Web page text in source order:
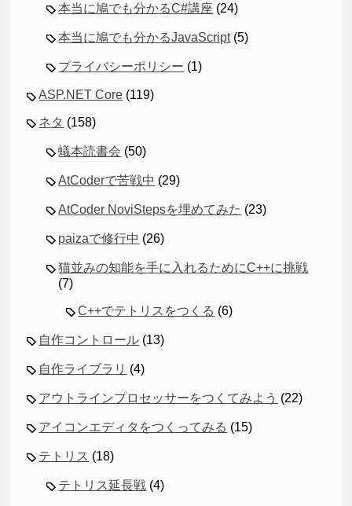
本当に鳩でも分かるC#講座 (24)
本当に鳩でも分かるJavaScript(5)
プライバシーポリシー (1)
ASP.NET Core (119)
ネタ (158)
蟻本読書会 (50)
AtCoderで苦戦中 (29)
AtCoder NoviStepsを埋めてみた (23)
paizaで修行中 (26)
猫並みの知能を手に入れるためにC++に挑戦
(7)
C++でテトリスをつくる (6)
自作コントロール (13)
自作ライブラリ (4)
アウトラインプロセッサーをつくてみよう (22)
アイコンエディタをつくってみる (15)
テトリス (18)
テトリス延長戦 (4)